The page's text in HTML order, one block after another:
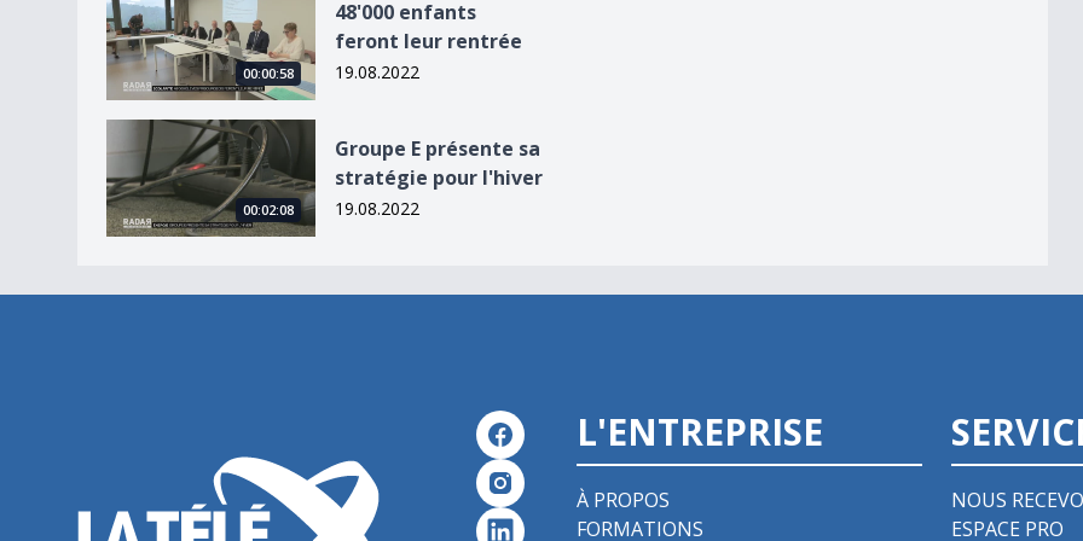
00:00:58
48'000 enfants
feront leur rentrée
19.08.2022
Groupe E présente sa stratégie pour l&#039;hiver
00:02:08
Groupe E présente sa
stratégie pour l'hiver
19.08.2022
L'ENTREPRISE
À PROPOS
FORMATIONS
NOUS
ESPACE PRO